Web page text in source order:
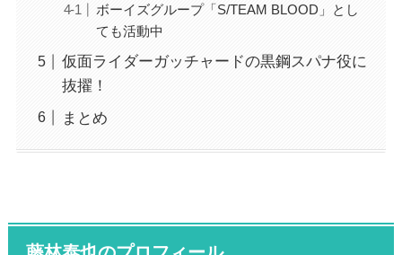
ボーイズグループ「S/TEAM BLOOD」とし
ても活動中
仮面ライダーガッチャードの黒鋼スパナ役に
抜擢！
まとめ